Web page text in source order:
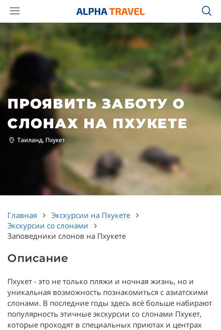
ПРОЯВИТЬ ЗАБОТУ О
СЛОНАХ НА ПХУКЕТЕ
Таиланд, Пхукет
Главная
Экскурсии на Пхукете
Экскурсии со слонами
Заповедники слонов на Пхукете
Описание
Пхукет - это не только пляжи и ночная жизнь, но и
уникальная возможность познакомиться с азиатскими
слонами. В последние годы здесь всё больше набирают
популярность этичные экскурсии со слонами Пхукет,
которые проходят в специальных приютах и центрах